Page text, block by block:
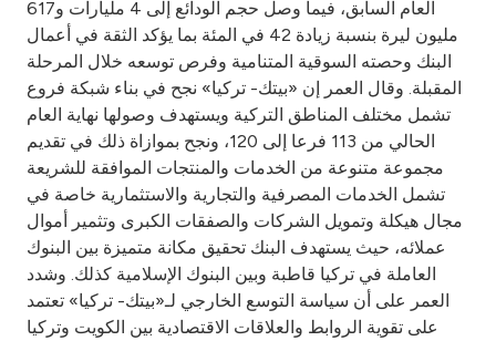
Turkey
Egypt
UK
Kingdom of Bahrain
العام السابق، فيما وصل حجم الودائع إلى 4 مليارات و617
مليون ليرة بنسبة زيادة 42 في المئة بما يؤكد الثقة في أعمال
البنك وحصته السوقية المتنامية وفرص توسعه خلال المرحلة
المقبلة. وقال العمر إن «بيتك- تركيا» نجح في بناء شبكة فروع
تشمل مختلف المناطق التركية ويستهدف وصولها نهاية العام
الحالي من 113 فرعا إلى 120، ونجح بموازاة ذلك في تقديم
مجموعة متنوعة من الخدمات والمنتجات الموافقة للشريعة
تشمل الخدمات المصرفية والتجارية والاستثمارية خاصة في
مجال هيكلة وتمويل الشركات والصفقات الكبرى وتثمير أموال
عملائه، حيث يستهدف البنك تحقيق مكانة متميزة بين البنوك
العاملة في تركيا قاطبة وبين البنوك الإسلامية كذلك. وشدد
العمر على أن سياسة التوسع الخارجي لـ«بيتك- تركيا» تعتمد
على تقوية الروابط والعلاقات الاقتصادية بين الكويت وتركيا